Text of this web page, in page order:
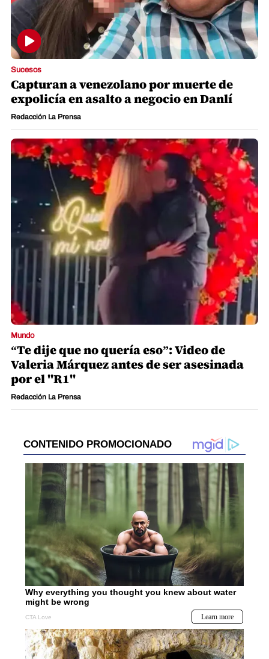
Sucesos
Capturan a venezolano por muerte de
expolicía en asalto a negocio en Danlí
Redacción La Prensa
Mundo
“Te dije que no quería eso”: Video de
Valeria Márquez antes de ser asesinada
por el "R1"
Redacción La Prensa